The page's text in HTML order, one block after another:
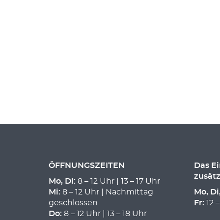
ÖFFNUNGSZEITEN
Mo, Di: 8 – 12 Uhr | 13 – 17 Uhr
Mi: 8 – 12 Uhr | Nachmittag
geschlossen
Do: 8 – 12 Uhr | 13 – 18 Uhr
Das
Mo,
Fr: 12